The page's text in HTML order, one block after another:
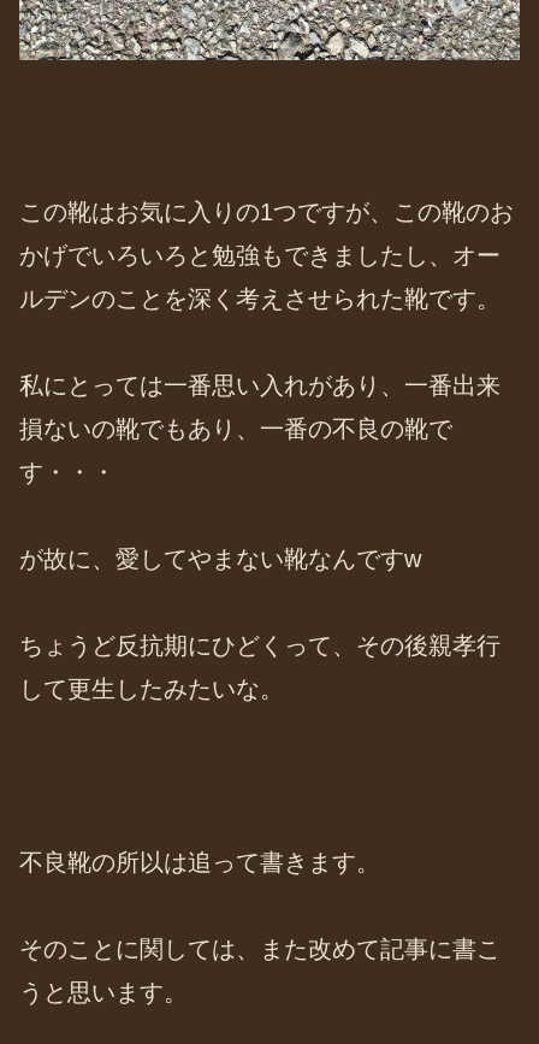
この靴はお気に入りの1つですが、この靴のお
かげでいろいろと勉強もできましたし、オー
ルデンのことを深く考えさせられた靴です。
私にとっては一番思い入れがあり、一番出来
損ないの靴でもあり、一番の不良の靴で
す・・・
が故に、愛してやまない靴なんですw
ちょうど反抗期にひどくって、その後親孝行
して更生したみたいな。
不良靴の所以は追って書きます。
そのことに関しては、また改めて記事に書こ
うと思います。